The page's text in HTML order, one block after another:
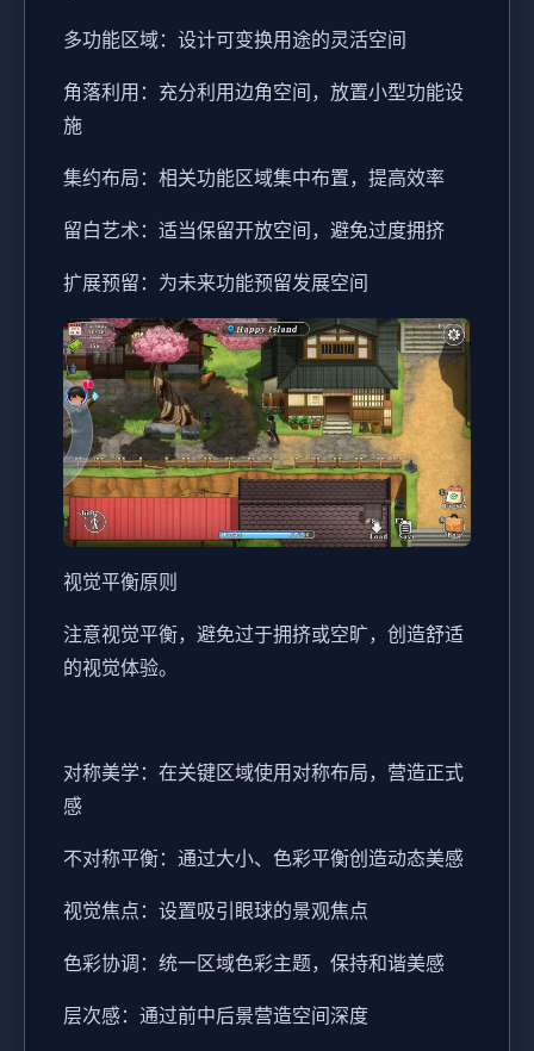
多功能区域：设计可变换用途的灵活空间
角落利用：充分利用边角空间，放置小型功能设
施
集约布局：相关功能区域集中布置，提高效率
留白艺术：适当保留开放空间，避免过度拥挤
扩展预留：为未来功能预留发展空间
视觉平衡原则
注意视觉平衡，避免过于拥挤或空旷，创造舒适
的视觉体验。
对称美学：在关键区域使用对称布局，营造正式
感
不对称平衡：通过大小、色彩平衡创造动态美感
视觉焦点：设置吸引眼球的景观焦点
色彩协调：统一区域色彩主题，保持和谐美感
层次感：通过前中后景营造空间深度